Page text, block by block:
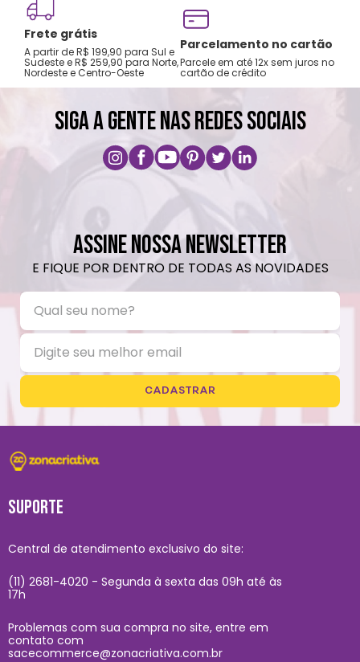
Frete grátis
A partir de R$ 199,90 para Sul e
Sudeste e R$ 259,90 para Norte,
Nordeste e Centro-Oeste
Parcelamento no cartão
Parcele em até 12x sem juros no
cartão de crédito
SIGA A GENTE NAS REDES SOCIAIS
ASSINE NOSSA NEWSLETTER
E FIQUE POR DENTRO DE TODAS AS NOVIDADES
CADASTRAR
SUPORTE
Central de atendimento exclusivo do site:
(11) 2681-4020 - Segunda à sexta das 09h até às
17h
Problemas com sua compra no site, entre em
contato com
sacecommerce@zonacriativa.com.br